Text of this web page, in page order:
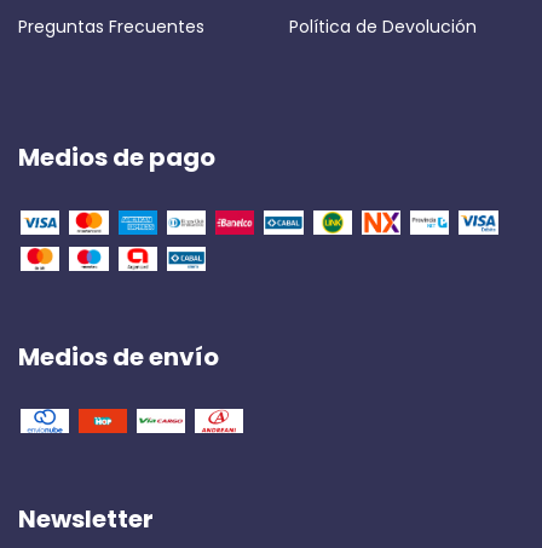
Preguntas Frecuentes Política de Devolución
Medios de pago
Medios de envío
Newsletter